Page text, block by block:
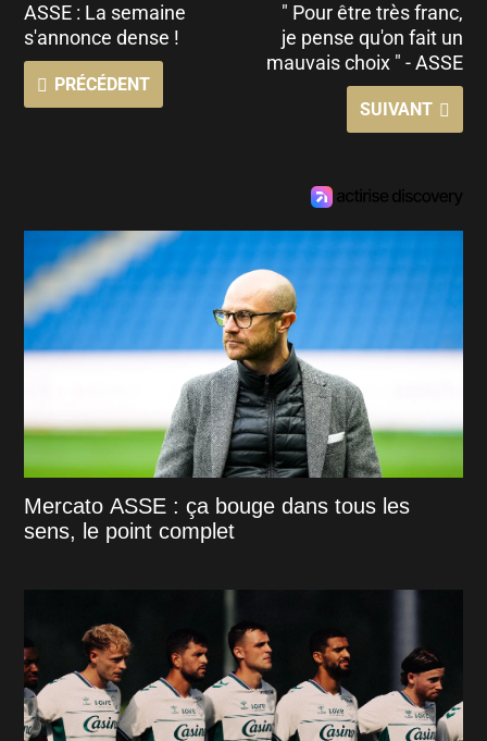
ASSE : La semaine
s'annonce dense !
PRÉCÉDENT
" Pour être très franc,
je pense qu'on fait un
mauvais choix " - ASSE
SUIVANT
Mercato ASSE : ça bouge dans tous les
sens, le point complet